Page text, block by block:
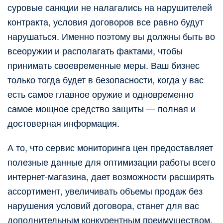
суровые санкции не налагались на нарушителей
контракта, условия договоров все равно будут
нарушаться. Именно поэтому вы должны быть во
всеоружии и располагать фактами, чтобы
принимать своевременные меры. Ваш бизнес
только тогда будет в безопасности, когда у вас
есть самое главное оружие и одновременно
самое мощное средство защиты — полная и
достоверная информация.
А то, что сервис мониторинга цен предоставляет
полезные данные для оптимизации работы всего
интернет-магазина, дает возможности расширять
ассортимент, увеличивать объемы продаж без
нарушения условий договора, станет для вас
дополнительным конкурентным преимуществом.